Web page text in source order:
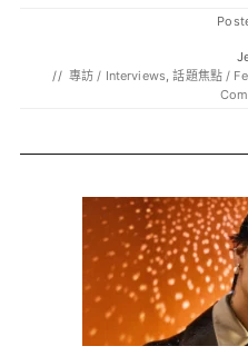
// 專訪 / Interviews,話題焦點 /